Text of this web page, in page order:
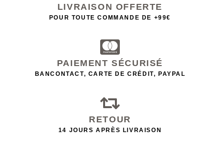
LIVRAISON OFFERTE
POUR TOUTE COMMANDE DE +99€
PAIEMENT SÉCURISÉ
BANCONTACT, CARTE DE CRÉDIT, PAYPAL
RETOUR
14 JOURS APRÈS LIVRAISON